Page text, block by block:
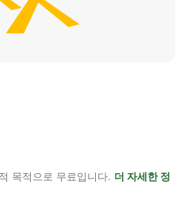
목적으로 무료입니다. 더 자세한 정